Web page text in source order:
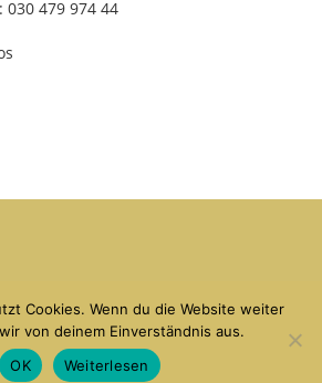
479 974 44
|Impressum| Datenschutz
Cookies. Wenn du die Website weiter
von deinem Einverständnis aus.
OK
Weiterlesen